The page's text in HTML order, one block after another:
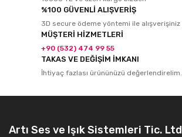
%100 GÜVENLİ ALIŞVERİŞ
3D secure ödeme yöntemi ile alışverişiniz
MÜŞTERİ HİZMETLERİ
+90 (532) 474 99 55
TAKAS VE DEĞİŞİM İMKANI
İhtiyaç fazlası ürününüzü değerlendirelim.
Artı Ses ve Işık Sistemleri Tic.